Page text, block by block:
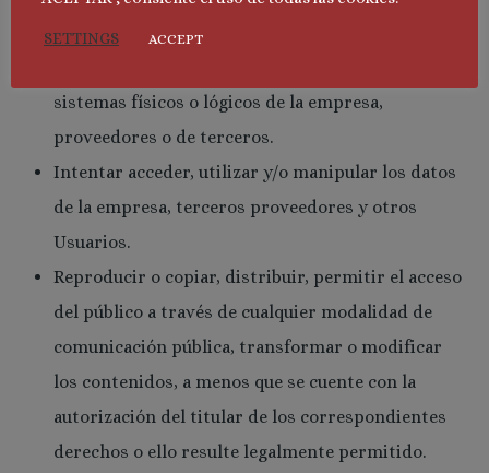
o cualesquiera otros sistemas físicos o lógicos
sistemas físicos o lógicos de la empresa,
proveedores o de terceros.
Intentar acceder, utilizar y/o manipular los datos
de la empresa, terceros proveedores y otros
Usuarios.
Reproducir o copiar, distribuir, permitir el acceso
del público a través de cualquier modalidad de
comunicación pública, transformar o modificar
los contenidos, a menos que se cuente con la
autorización del titular de los correspondientes
derechos o ello resulte legalmente permitido.
SETTINGS ACCEPT